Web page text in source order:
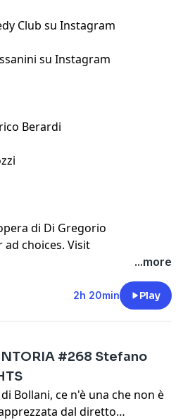
Club su Instagram
su Instagram
Berardi
di Di Gregorio
choices. Visit
...more
2h 20min Play
#268 Stefano
Bollani, ce n'è una che non è
dal diretto